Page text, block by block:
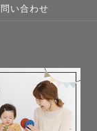
い合わせ